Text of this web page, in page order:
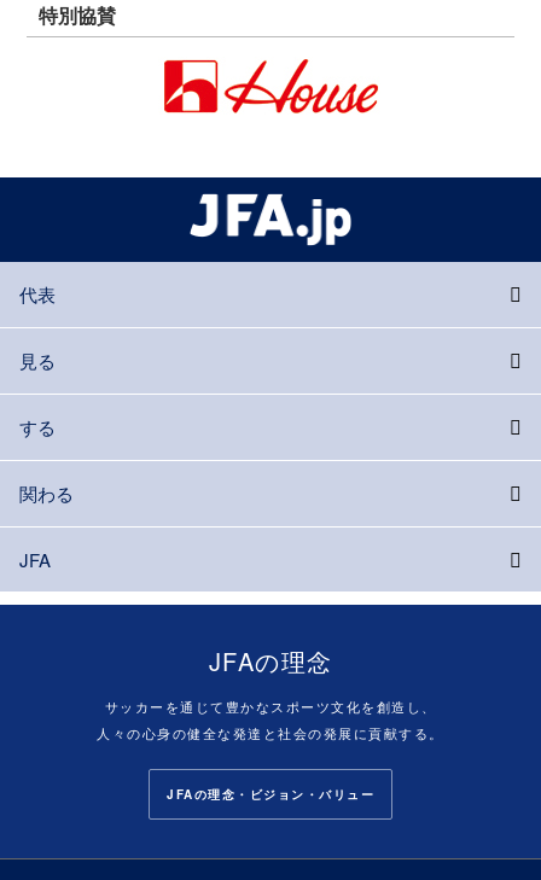
特別協賛
代表
見る
する
関わる
JFA
JFAの理念
サッカーを通じて豊かなスポーツ文化を創造し、
人々の心身の健全な発達と社会の発展に貢献する。
JFAの理念・ビジョン・バリュー